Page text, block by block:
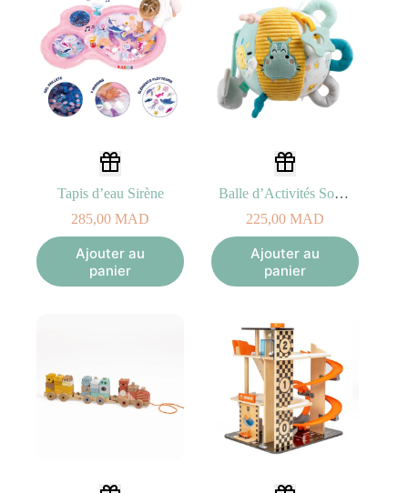
Tapis d’eau Sirène
285,00 MAD
Ajouter au
panier
Balle d’Activités Souple Eurekakids CUCU 3M+
225,00 MAD
Ajouter au
panier